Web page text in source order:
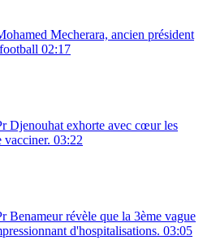
Mecherara, ancien président
02:17
Djenouhat exhorte avec cœur les
vacciner. 03:22
Benameur révèle que la 3ème vague
d'hospitalisations. 03:05